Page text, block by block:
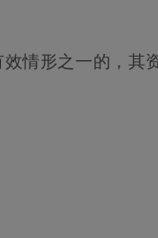
情形之一的，其